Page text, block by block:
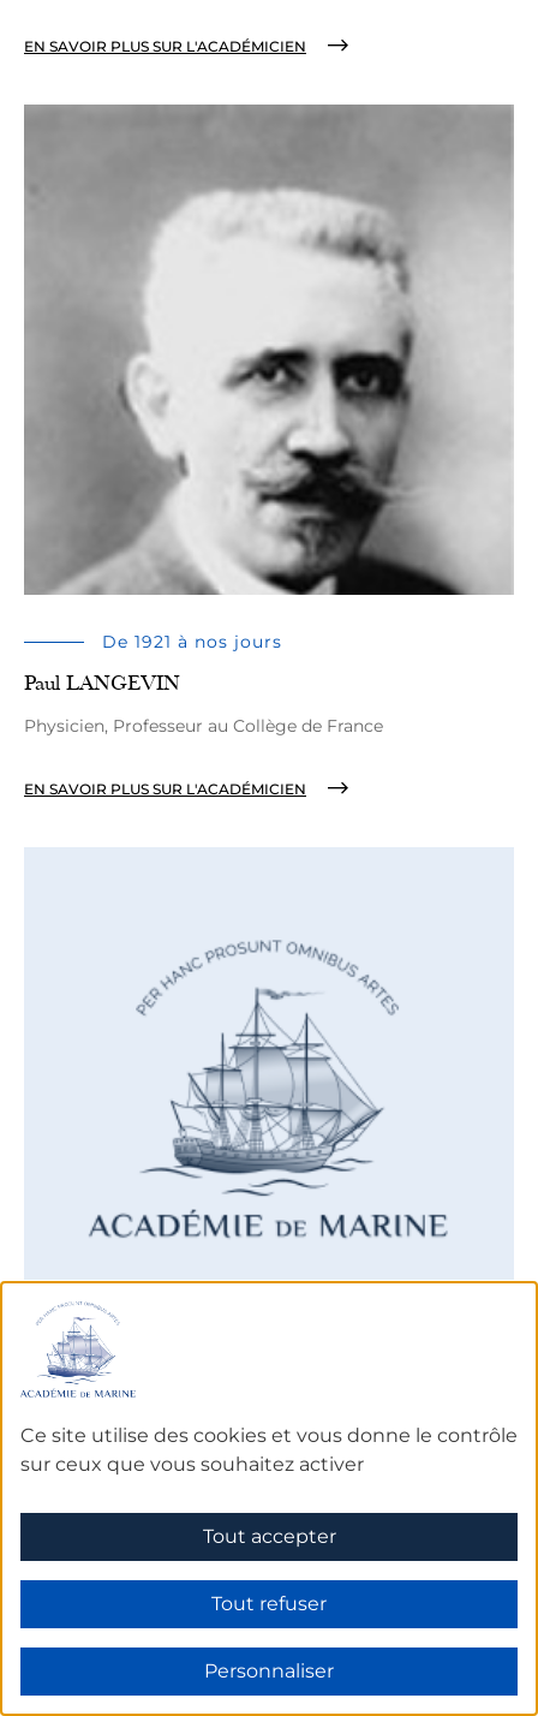
Ce site utilise des cookies et vous donne le contrôle
sur ceux que vous souhaitez activer
Tout accepter
Tout refuser
Personnaliser
EN SAVOIR PLUS SUR L'ACADÉMICIEN
De 1921 à nos jours
Paul LANGEVIN
Physicien, Professeur au Collège de France
EN SAVOIR PLUS SUR L'ACADÉMICIEN
Le Père LAROCHE
LAROCHE
Ecclésiastique et mathématicien